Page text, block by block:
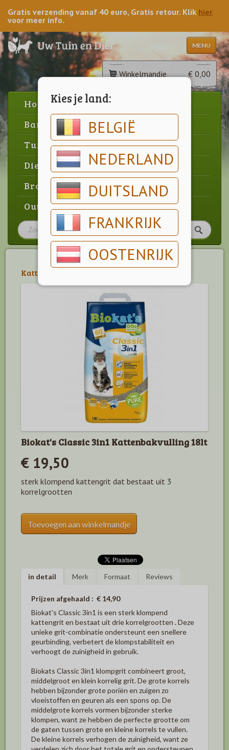
Kies je land:
BELGIË
NEDERLAND
DUITSLAND
FRANKRIJK
OOSTENRIJK
Gratis verzending vanaf 40 euro, Gratis retour. Klik hier
voor meer info.
MENU
Winkelmandje € 0,00
Home
Barbecue
Tuin
Dier
Brood & gebak
Outlet
Kattenbakken
Biokat's Classic 3in1 Kattenbakvulling 18lt
€ 19,50
sterk klompend kattengrit dat bestaat uit 3
korrelgrootten
Toevoegen aan winkelmandje
in detail Merk Formaat Reviews
Prijzen afgehaald : € 14,90
Biokat's Classic 3in1 is een sterk klompend
kattengrit en bestaat uit drie korrelgrootten . Deze
unieke grit-combinatie ondersteunt een snellere
geurbinding, verbetert de klompstabiliteit en
verhoogt de zuinigheid in gebruik.
Biokats Classic 3in1 klompgrit combineert groot,
middelgroot en klein korrelig grit. De grote korrels
hebben bijzonder grote poriën en zuigen zo
vloeistoffen en geuren als een spons op. De
middelgrote korrels vormen bijzonder sterke
klompen, want ze hebben de perfecte grootte om
de gaten tussen grote en kleine korrels te vullen.
De kleine korrels verhogen de zuinigheid, want ze